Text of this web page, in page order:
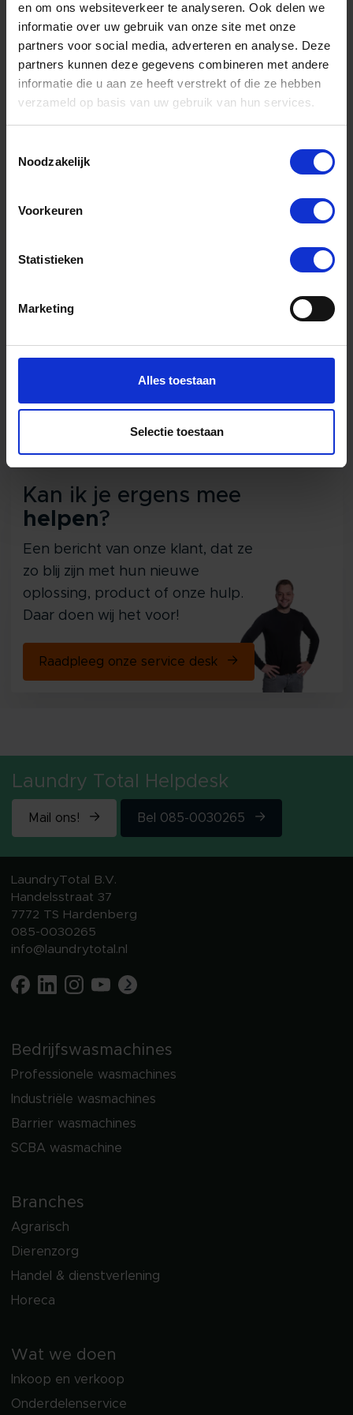
en om ons websiteverkeer te analyseren. Ook delen we
informatie over uw gebruik van onze site met onze
partners voor social media, adverteren en analyse. Deze
partners kunnen deze gegevens combineren met andere
informatie die u aan ze heeft verstrekt of die ze hebben
verzameld op basis van uw gebruik van hun services.
Noodzakelijk
Voorkeuren
Statistieken
Marketing
Alles toestaan
Selectie toestaan
Het nominale vermogen verschilt dan ook
tussen 58 en 87 kW, met een
verwarmingscapaciteit van 53 tot 79 kW. De
maximaal te gebruiken werkdrukken zijn
voor beide uitvoeringen gelijk, namelijk 8, 14,
Veelgestelde vragen:
Welke professionele wasmachine of droger kiezen
Wat is laag centrifugeren?
Wat kost een professionele wasmachine?
Kan ik je ergens mee
helpen?
Een bericht van onze klant, dat ze
zo blij zijn met hun nieuwe
oplossing, product of onze hulp.
Daar doen wij het voor!
Raadpleeg onze service desk
Laundry Total Helpdesk
Mail ons! Bel 085-0030265
LaundryTotal B.V.
Handelsstraat 37
7772 TS Hardenberg
085-0030265
info@laundrytotal.nl
Bedrijfswasmachines
Professionele wasmachines
Industriële wasmachines
Barrier wasmachines
SCBA wasmachine
Branches
Agrarisch
Dierenzorg
Handel & dienstverlening
Horeca
Wat we doen
Inkoop en verkoop
Onderdelenservice